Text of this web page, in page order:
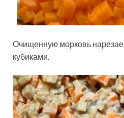
Очищенную морковь
кубиками.